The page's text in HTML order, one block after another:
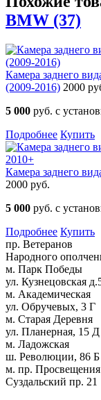
BMW (37)
Камера заднего
(2009-2016) 2000
5 000 руб. с
Подробнее Купить
Камера заднего
2000 руб.
5 000 руб. с
Подробнее Купить
пр. Ветеранов
Народного
м. Парк Победы
ул. Кузнецовская
м. Академическая
ул. Обручевых, 3 Г
м. Старая Деревня
ул. Планерная, 15 Д
м. Ладожская
ш. Революции, 86 Б
м. пр. Просвещения
Суздальский пр. 21